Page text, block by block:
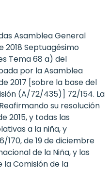
Asamblea General
2018 Septuagésimo
Tema 68 a) del
por la Asamblea
2017 [sobre la base del
(A/72/435)] 72/154. La
su resolución
2015, y todas las
a la niña, y
170, de 19 de diciembre
de la Niña, y las
la Comisión de la